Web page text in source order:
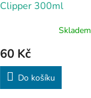
Clipper 300ml
Skladem
60 Kč
Do košíku